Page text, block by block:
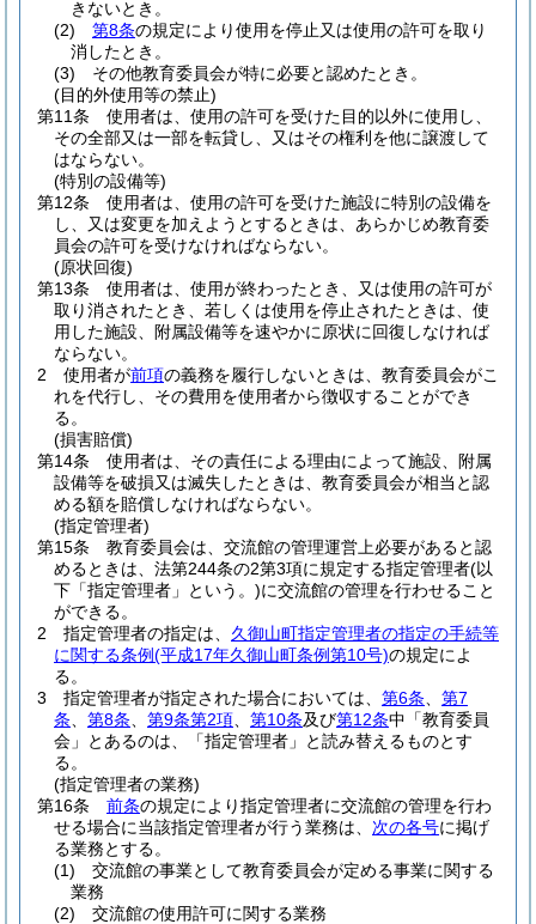
きないとき。
(2)
第8条の規定により使用を停止又は使用の許可を取り
消したとき。
(3)
その他教育委員会が特に必要と認めたとき。
(目的外使用等の禁止)
第11条
使用者は、使用の許可を受けた目的以外に使用し、
その全部又は一部を転貸し、又はその権利を他に譲渡して
はならない。
(特別の設備等)
第12条
使用者は、使用の許可を受けた施設に特別の設備を
し、又は変更を加えようとするときは、あらかじめ教育委
員会の許可を受けなければならない。
(原状回復)
第13条
使用者は、使用が終わったとき、又は使用の許可が
取り消されたとき、若しくは使用を停止されたときは、使
用した施設、附属設備等を速やかに原状に回復しなければ
ならない。
2
使用者が前項の義務を履行しないときは、教育委員会がこ
れを代行し、その費用を使用者から徴収することができ
る。
(損害賠償)
第14条
使用者は、その責任による理由によって施設、附属
設備等を破損又は滅失したときは、教育委員会が相当と認
める額を賠償しなければならない。
(指定管理者)
第15条
教育委員会は、交流館の管理運営上必要があると認
めるときは、法第244条の2第3項に規定する指定管理者(以
下「指定管理者」という。)に交流館の管理を行わせること
ができる。
2
指定管理者の指定は、 久御山町指定管理者の指定の手続等
に関する条例(平成17年久御山町条例第10号)の規定によ
る。
3
指定管理者が指定された場合においては、 第6条
第7
条
第8条 第9条第2項 第10条及び第12条中「教育委員
会」とあるのは、「指定管理者」と読み替えるものとす
る。
(指定管理者の業務)
第16条
前条の規定により指定管理者に交流館の管理を行わ
せる場合に当該指定管理者が行う業務は、 次の各号に掲げ
る業務とする。
(1)
交流館の事業として教育委員会が定める事業に関する
業務
(2)
交流館の使用許可に関する業務